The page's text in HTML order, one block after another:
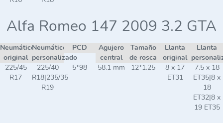
Alfa Romeo 147 2009 3.2 GTA
Neumático
original
Neumático
personalizado
PCD
Agujero
central
Tamaño
de rosca
Llanta
original
Llanta
225/45
R17
225/40
R18|235/35
R19
5*98 58,1 mm 12*1,25
8 x 17
ET31
7,5 x 18
ET35|8 x
18
ET32|8 x
19 ET35